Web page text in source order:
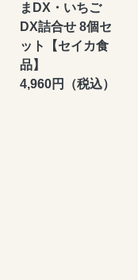
まDX・いちご
DX詰合せ 8個セ
ット【セイカ食
品】
4,960円（税込）